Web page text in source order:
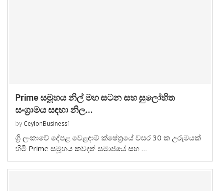
Prime සමූහය නිල් මහ සටන සහ සුලෝහිත
සංග්‍රාමය සඳහා නිල...
by CeylonBusiness1
ශ්‍රී ලංකාවේ දේපළ වෙළඳාම් ක්ෂේත්‍රයේ වසර 30 ක උරුමයක්
හිමි Prime සමූහය කවදත් සමාජයේ සහ …